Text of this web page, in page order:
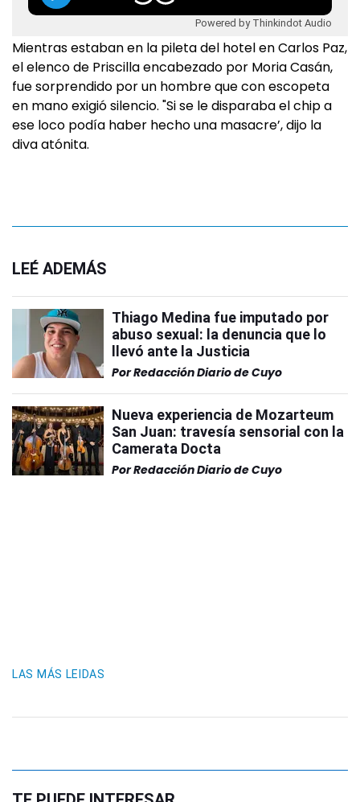
Powered by Thinkindot Audio
Mientras estaban en la pileta del hotel en Carlos Paz,
el elenco de Priscilla encabezado por Moria Casán,
fue sorprendido por un hombre que con escopeta
en mano exigió silencio. "Si se le disparaba el chip a
ese loco podía haber hecho una masacre’, dijo la
diva atónita.
LEÉ ADEMÁS
Thiago Medina fue imputado por
abuso sexual: la denuncia que lo
llevó ante la Justicia
PorRedacción Diario de Cuyo
Nueva experiencia de Mozarteum
San Juan: travesía sensorial con la
Camerata Docta
PorRedacción Diario de Cuyo
LAS MÁS LEIDAS